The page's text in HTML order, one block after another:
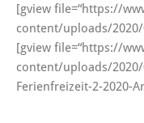
[gview file=“https://
content/uploads/2020/
[gview file=“https://
content/uploads/
Ferienfreizeit-2-2020-